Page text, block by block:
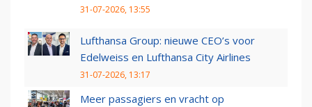
31-07-2026, 13:55
Lufthansa Group: nieuwe CEO’s voor
Edelweiss en Lufthansa City Airlines
31-07-2026, 13:17
Meer passagiers en vracht op